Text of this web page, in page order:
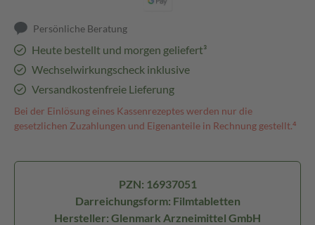
Persönliche Beratung
Heute bestellt und morgen geliefert³
Wechselwirkungscheck inklusive
Versandkostenfreie Lieferung
Bei der Einlösung eines Kassenrezeptes werden nur die
gesetzlichen Zuzahlungen und Eigenanteile in Rechnung gestellt.⁴
PZN: 16937051
Darreichungsform: Filmtabletten
Hersteller: Glenmark Arzneimittel GmbH